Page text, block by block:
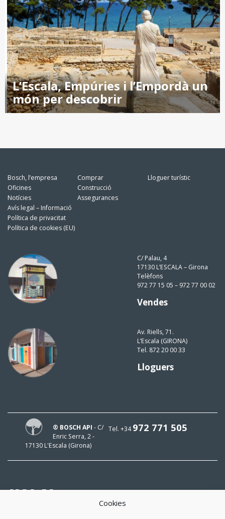
Cookies
L’Escala, Empúries i l’Empordà un
món per descobrir
Bosch, l’empresa
Oficines
Notícies
Avís legal – Informació
Política de privacitat
Política de cookies (EU)
Comprar
Construcció
Assegurances
Lloguer turístic
C/ Palau, 4
17130 L’ESCALA – Girona
Telèfons
972 77 15 05 – 972 77 00 02
Vendes
Av. Riells, 71.
L’Escala (GIRONA)
Tel. 872 20 00 33
Lloguers
Tel. +34972 771 505
® BOSCH API - C/
Enric Serra, 2 -
17130 L'Escala (Girona)
HOLA!